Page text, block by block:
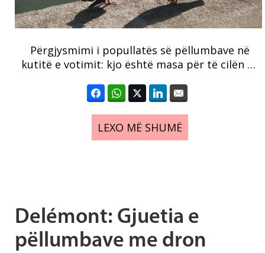
Përgjysmimi i popullatës së pëllumbave në
kutitë e votimit: kjo është masa për të cilën …
LEXO MË SHUMË
Delémont: Gjuetia e
pëllumbave me dron